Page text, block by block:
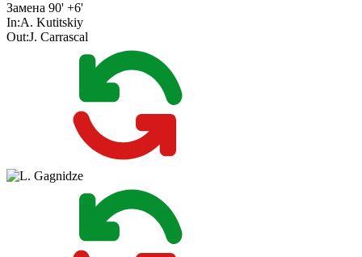
Замена 90' +6'
In:A. Kutitskiy
Out:J. Carrascal